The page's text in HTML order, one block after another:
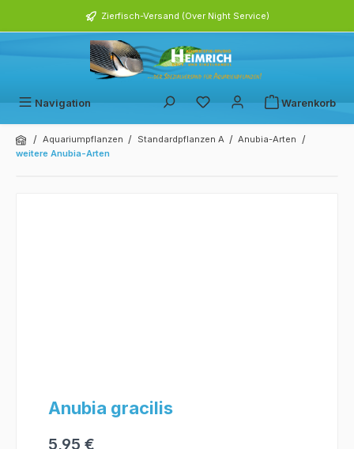
Zierfisch-Versand (Over Night Service)
Navigation Warenkorb
/ Aquariumpflanzen / Standardpflanzen A / Anubia-Arten /
weitere Anubia-Arten
Anubia gracilis
5,95 €